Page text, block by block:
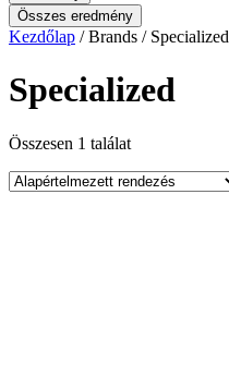
Összes eredmény
Kezdőlap / Brands / Specialized
Specialized
Összesen 1 találat